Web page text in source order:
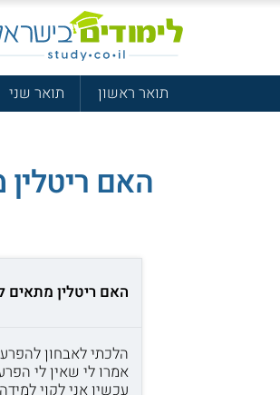
תואר ראשון תואר שני
האם
האם ריטלין מתאים
הלכתי לאבחון
אמרו לי שאין לי
עכשיו אני לקוי